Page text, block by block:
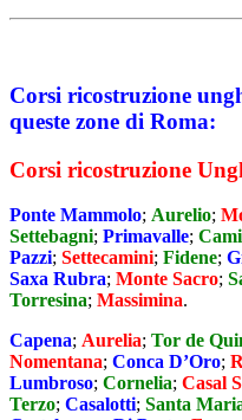
Corsi ricostruzione
queste zone di Roma:
Corsi ricostruzione
Ponte Mammolo; Aurelio;
Settebagni; Primavalle;
Pazzi; Settecamini; Fidene;
Saxa Rubra; Monte Sacro;
Torresina; Massimina.
Capena; Aurelia; Tor de
Nomentana; Conca D’Oro;
Lumbroso; Cornelia; Casal
Terzo; Casalotti; Santa